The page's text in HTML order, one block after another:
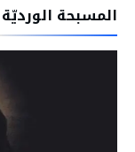
المسبحة الورديّة